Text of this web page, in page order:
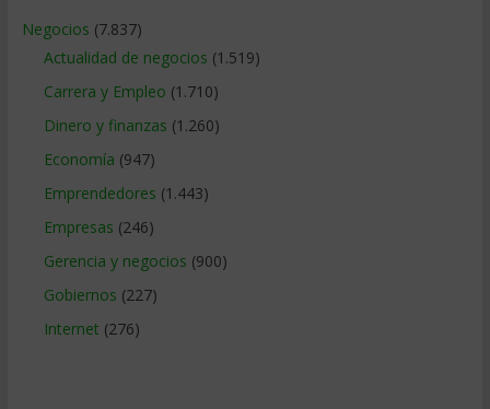
Negocios (7.837)
Actualidad de negocios (1.519)
Carrera y Empleo (1.710)
Dinero y finanzas (1.260)
Economía (947)
Emprendedores (1.443)
Empresas (246)
Gerencia y negocios (900)
Gobiernos (227)
Internet (276)